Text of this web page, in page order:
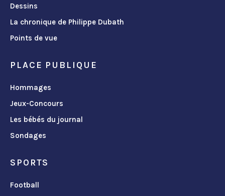
Dessins
La chronique de Philippe Dubath
Points de vue
PLACE PUBLIQUE
Hommages
Jeux-Concours
Les bébés du journal
Sondages
SPORTS
Football